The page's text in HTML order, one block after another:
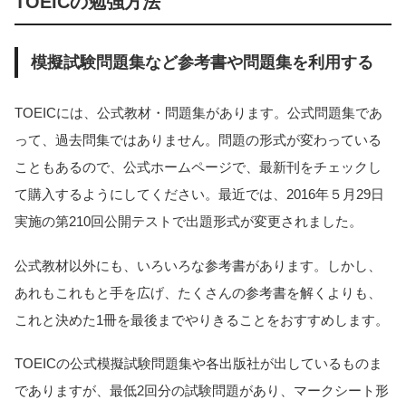
模擬試験問題集など参考書や問題集を利用する
TOEICには、公式教材・問題集があります。公式問題集であ
って、過去問集ではありません。問題の形式が変わっている
こともあるので、公式ホームページで、最新刊をチェックし
て購入するようにしてください。最近では、2016年５月29日
実施の第210回公開テストで出題形式が変更されました。
公式教材以外にも、いろいろな参考書があります。しかし、
あれもこれもと手を広げ、たくさんの参考書を解くよりも、
これと決めた1冊を最後までやりきることをおすすめします。
TOEICの公式模擬試験問題集や各出版社が出しているものま
でありますが、最低2回分の試験問題があり、マークシート形